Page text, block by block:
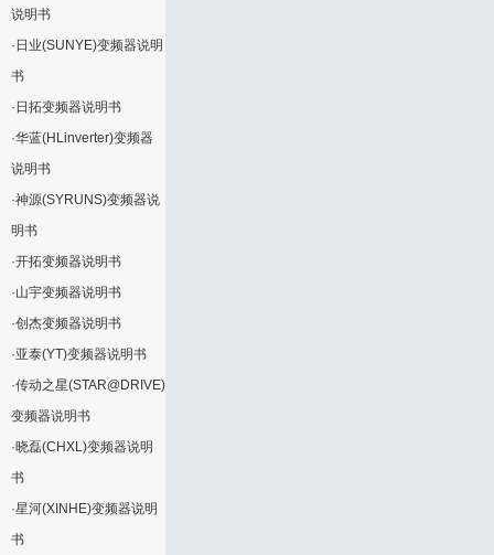
说明书
· 日业(SUNYE)变频器说明
书
· 日拓变频器说明书
·华蓝(HLinverter)变频器
说明书
·神源(SYRUNS)变频器说
明书
·开拓变频器说明书
·山宇变频器说明书
·创杰变频器说明书
·亚泰(YT)变频器说明书
·传动之星(STAR@DRIVE)
变频器说明书
·晓磊(CHXL)变频器说明
书
·星河(XINHE)变频器说明
书